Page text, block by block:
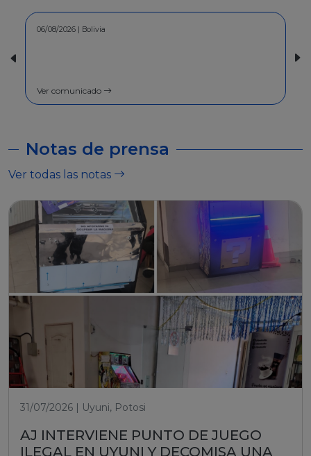
30/07/2026 | Bolivia
Ver comunicado
Notas de prensa
Ver todas las notas
31/07/2026 | Uyuni, Potosi
AJ INTERVIENE PUNTO DE JUEGO
ILEGAL EN UYUNI Y DECOMISA UNA